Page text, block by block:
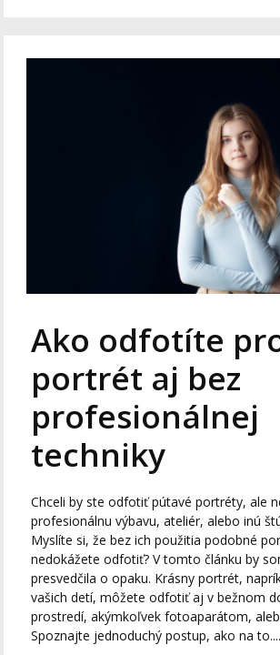
Ako odfotíte
portrét aj bez
profesionálnej
techniky
Chceli by ste odfotiť pútavé portréty, ale
profesionálnu výbavu, ateliér, alebo inú
Myslíte si, že bez ich použitia podobné
nedokážete odfotiť? V tomto článku by
presvedčila o opaku. Krásny portrét,
vašich detí, môžete odfotiť aj v bežnom
prostredí, akýmkoľvek fotoaparátom,
Spoznajte jednoduchý postup, ako na to....